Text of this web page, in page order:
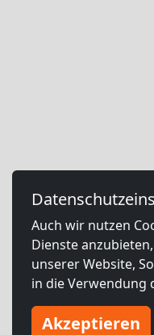
Auch wir nutzen
Dienste
unserer Website,
in die Verwendung
Akzeptieren